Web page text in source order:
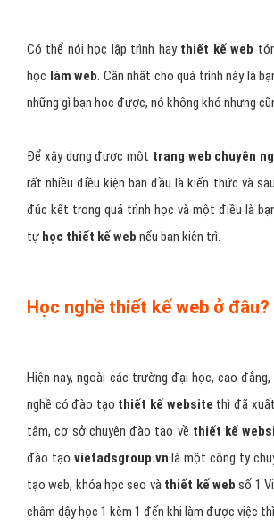
Có thể nói học lập trình hay thiết kế web
học làm web. Cần nhất cho quá trình này là
những gì bạn học được, nó không khó nhưng
Để xây dựng được một trang web chuyên
rất nhiều điều kiện ban đầu là kiến thức và
đúc kết trong quá trình học và một điều là
tự học thiết kế web nếu bạn kiên trì.
Học nghề thiết kế web ở đâu?
Hiện nay, ngoài các trường đại học, cao
nghề có đào tạo thiết kế website thì đã
tâm, cơ sở chuyên đào tạo về thiết kế
đào tạo vietadsgroup.vnlà một công ty
tạo web, khóa học seo vàthiết kế web số 1
châm dậy học 1 kèm 1 đến khi làm được việc